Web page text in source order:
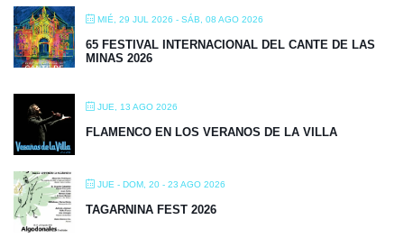
MIÉ, 29 JUL 2026 - SÁB, 08 AGO 2026
65 FESTIVAL INTERNACIONAL DEL CANTE DE LAS
MINAS 2026
JUE, 13 AGO 2026
FLAMENCO EN LOS VERANOS DE LA VILLA
JUE - DOM, 20 - 23 AGO 2026
TAGARNINA FEST 2026